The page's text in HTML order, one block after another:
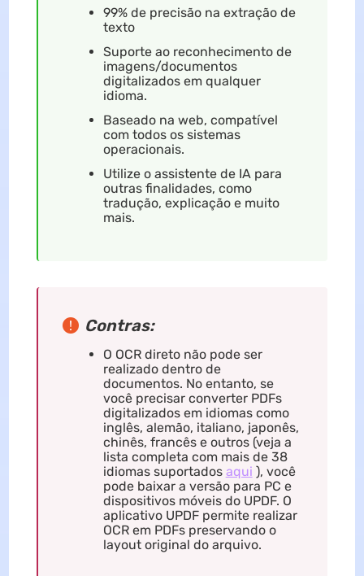
99% de precisão na extração de
texto
Suporte ao reconhecimento de
imagens/documentos
digitalizados em qualquer
idioma.
Baseado na web, compatível
com todos os sistemas
operacionais.
Utilize o assistente de IA para
outras finalidades, como
tradução, explicação e muito
mais.
Contras:
O OCR direto não pode ser
realizado dentro de
documentos. No entanto, se
você precisar converter PDFs
digitalizados em idiomas como
inglês, alemão, italiano, japonês,
chinês, francês e outros (veja a
lista completa com mais de 38
idiomas suportados aqui ), você
pode baixar a versão para PC e
dispositivos móveis do UPDF. O
aplicativo UPDF permite realizar
OCR em PDFs preservando o
layout original do arquivo.